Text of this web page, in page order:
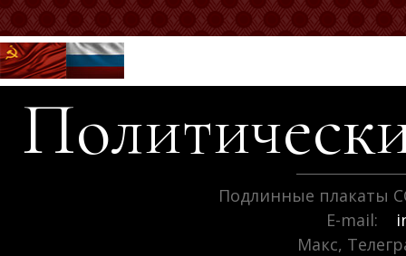
Подлинные плакаты
E-mail:
Макс,